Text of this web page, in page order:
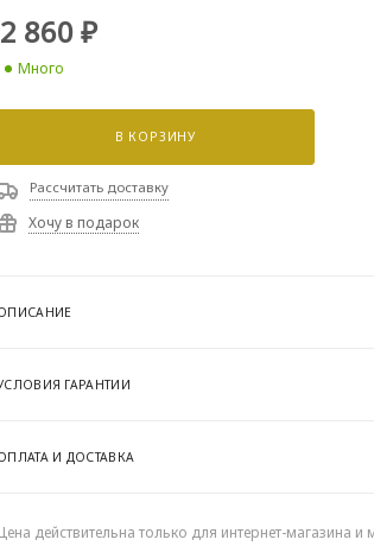
2 860₽
Много
В КОРЗИНУ
Рассчитать доставку
Хочу в подарок
ГАРАНТИИ
И ДОСТАВКА
действительна только для интернет-магазина